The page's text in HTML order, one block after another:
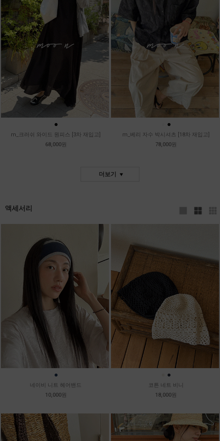
●
m_크러쉬 와이드 원피스 [3차 재입고]
68,000원
●
m_베리 자수 박시셔츠 [18차 재입고]
78,000원
더보기
액세서리
●
네이비 니트 헤어밴드
10,000원
●
코튼 네트 비니
18,000원